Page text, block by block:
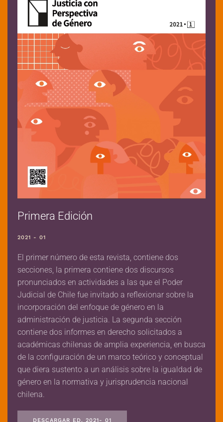
Primera Edición
2021 - 01
El primer número de esta revista, contiene dos
secciones, la primera contiene dos discursos
pronunciados en actividades a las que el Poder
Judicial de Chile fue invitado a reflexionar sobre la
incorporación del enfoque de género en la
administración de justicia. La segunda sección
contiene dos informes en derecho solicitados a
académicas chilenas de amplia experiencia, en busca
de la configuración de un marco teórico y conceptual
que diera sustento a un análisis sobre la igualdad de
género en la normativa y jurisprudencia nacional
chilena.
DESCARGAR ED. 2021- 01